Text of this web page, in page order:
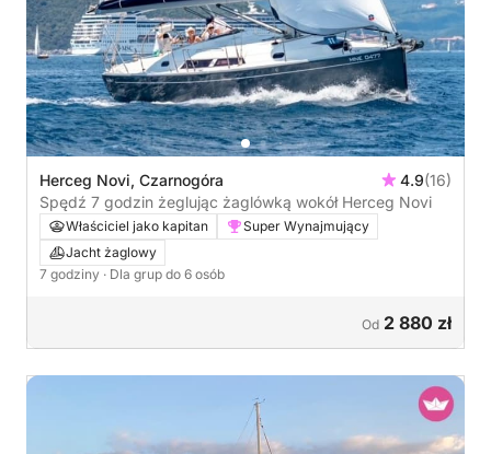
Herceg Novi, Czarnogóra 4.9(16)
Spędź 7 godzin żeglując żaglówką wokół Herceg Novi
Właściciel jako kapitan
Super Wynajmujący
Jacht żaglowy
7 godziny · Dla grup do 6 osób
Od 2 880 zł